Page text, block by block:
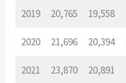
2019 20,765 19,558
2020 21,696 20,394
2021 23,870 20,891